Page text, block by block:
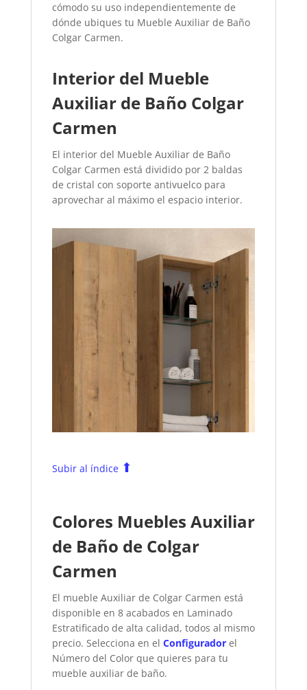
cómodo su uso independientemente de
dónde ubiques tu Mueble Auxiliar de Baño
Colgar Carmen.
Interior del Mueble
Auxiliar de Baño Colgar
Carmen
El interior del Mueble Auxiliar de Baño
Colgar Carmen está dividido por 2 baldas
de cristal con soporte antivuelco para
aprovechar al máximo el espacio interior.
Subir al índice ⬆
Colores Muebles Auxiliar
de Baño de Colgar
Carmen
El mueble Auxiliar de Colgar Carmen está
disponible en 8 acabados en Laminado
Estratificado de alta calidad, todos al mismo
precio. Selecciona en el Configuradorel
Número del Color que quieres para tu
mueble auxiliar de baño.